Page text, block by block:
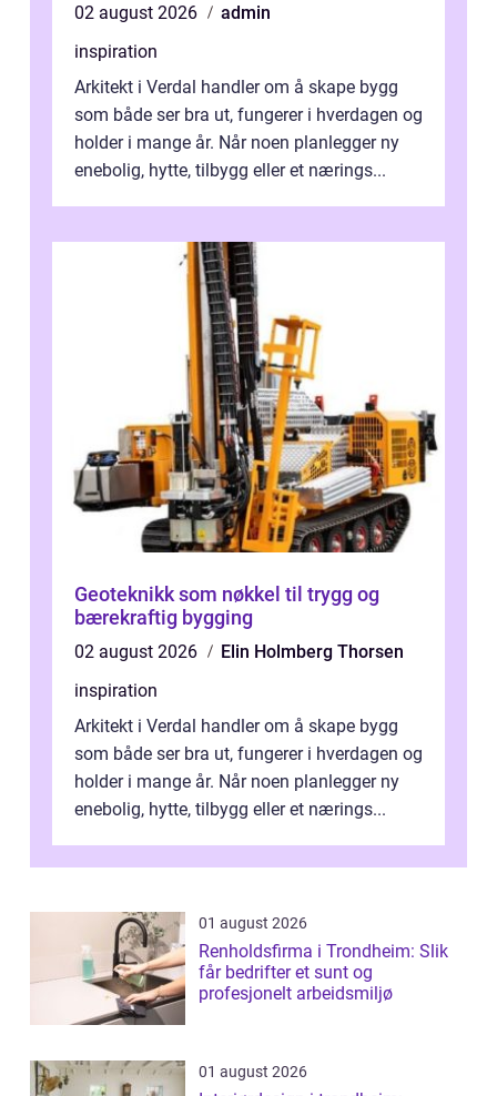
02 august 2026
admin
inspiration
Arkitekt i Verdal handler om å skape bygg
som både ser bra ut, fungerer i hverdagen og
holder i mange år. Når noen planlegger ny
enebolig, hytte, tilbygg eller et nærings...
Geoteknikk som nøkkel til trygg og
bærekraftig bygging
02 august 2026
Elin Holmberg Thorsen
inspiration
Arkitekt i Verdal handler om å skape bygg
som både ser bra ut, fungerer i hverdagen og
holder i mange år. Når noen planlegger ny
enebolig, hytte, tilbygg eller et nærings...
01 august 2026
Renholdsfirma i Trondheim: Slik
får bedrifter et sunt og
profesjonelt arbeidsmiljø
01 august 2026